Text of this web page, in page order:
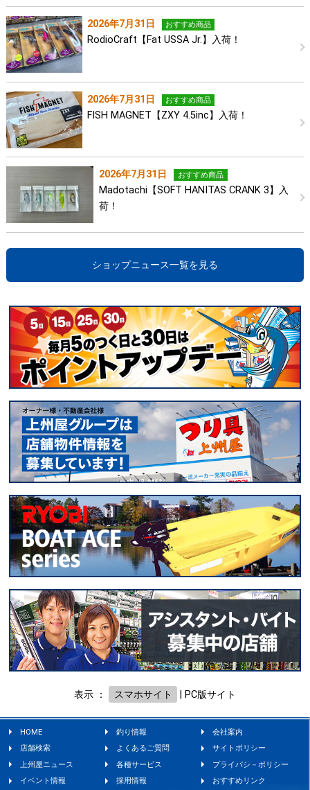
2026年7月31日 おすすめ商品
RodioCraft【Fat USSA Jr.】入荷！
2026年7月31日 おすすめ商品
FISH MAGNET【ZXY 4.5inc】入荷！
2026年7月31日 おすすめ商品
Madotachi【SOFT HANITAS CRANK 3】入
荷！
ショップニュース一覧を見る
表示 ： スマホサイト PC版サイト
HOME 釣り情報
会社案内
店舗検索
よくあるご質問
サイトポリシー
上州屋ニュース
各種サービス
プライバシ－ポリシー
イベント情報
採用情報 おすすめリンク